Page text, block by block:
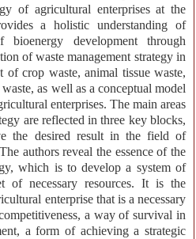
of agricultural enterprises at the
a holistic understanding of
bioenergy development through
of waste management strategy in
of crop waste, animal tissue waste,
as well as a conceptual model
enterprises. The main areas
are reflected in three key blocks,
the desired result in the field of
authors reveal the essence of the
which is to develop a system of
of necessary resources. It is the
enterprise that is a necessary
a way of survival in
a form of achieving a strategic